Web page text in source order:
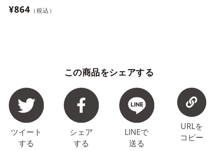
¥864 （税込）
この商品をシェアする
ツイート
する
シェア
する
LINEで
送る
URLを
コピー